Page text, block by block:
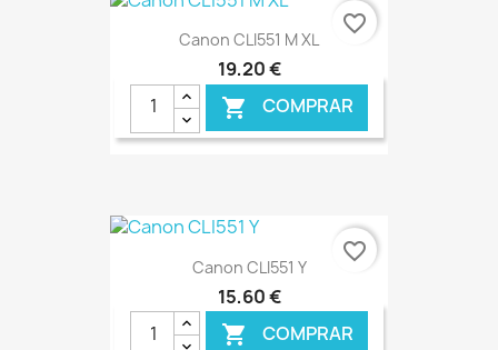
€ ONLINE
Canon CLI551 M XL
19,20 €
 COMPRAR
€ ONLINE
favorite_border
Canon CLI551 Y
15,60 €
 COMPRAR
favorite_border